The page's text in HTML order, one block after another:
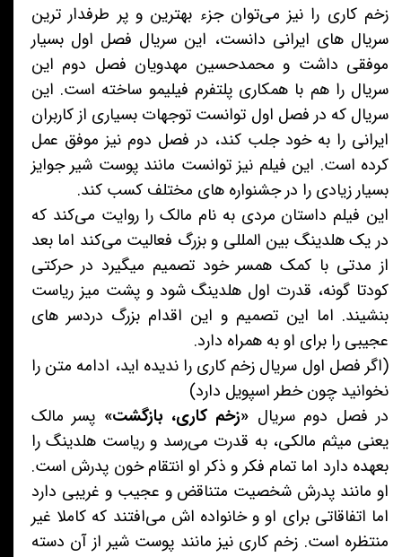
زخم کاری را نیز می‌توان جزء بهترین و پر طرفدار ترین
سریال های ایرانی دانست، این سریال فصل اول بسیار
موفقی داشت و محمدحسین مهدویان فصل دوم این
سریال را هم با همکاری پلتفرم فیلیمو ساخته است. این
سریال که در فصل اول توانست توجهات بسیاری از کاربران
ایرانی را به خود جلب کند، در فصل دوم نیز موفق عمل
کرده است. این فیلم نیز توانست مانند پوست شیر جوایز
بسیار زیادی را در جشنواره های مختلف کسب کند.
این فیلم داستان مردی به نام مالک را روایت می‌کند که
در یک هلدینگ بین المللی و بزرگ فعالیت می‌کند اما بعد
از مدتی با کمک همسر خود تصمیم میگیرد در حرکتی
کودتا گونه، قدرت اول هلدینگ شود و پشت میز ریاست
بنشیند. اما این تصمیم و این اقدام بزرگ دردسر های
عجیبی را برای او به همراه دارد.
(اگر فصل اول سریال زخم کاری را ندیده اید، ادامه متن را
نخوانید چون خطر اسپویل دارد)
در فصل دوم سریال «زخم کاری، بازگشت» پسر مالک
یعنی میثم مالکی، به قدرت می‌رسد و ریاست هلدینگ را
بعهده دارد اما تمام فکر و ذکر او انتقام خون پدرش است.
او مانند پدرش شخصیت متناقض و عجیب و غریبی دارد
اما اتفاقاتی برای او و خانواده اش می‌افتند که کاملا غیر
منتظره است. زخم کاری نیز مانند پوست شیر از آن دسته